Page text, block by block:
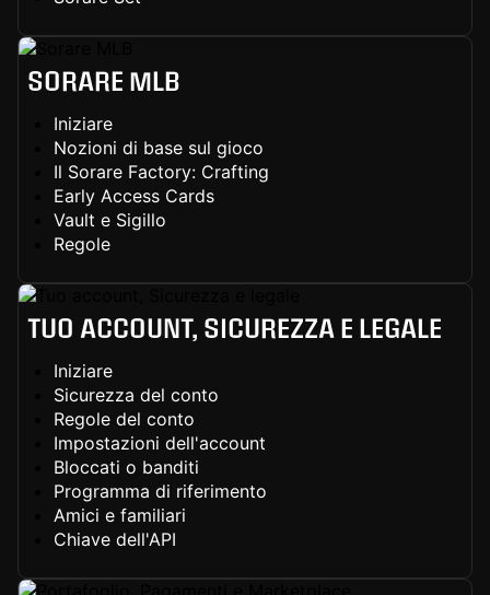
SORARE MLB
Iniziare
Nozioni di base sul gioco
Il Sorare Factory: Crafting
Early Access Cards
Vault e Sigillo
Regole
TUO ACCOUNT, SICUREZZA E LEGALE
Iniziare
Sicurezza del conto
Regole del conto
Impostazioni dell'account
Bloccati o banditi
Programma di riferimento
Amici e familiari
Chiave dell'API